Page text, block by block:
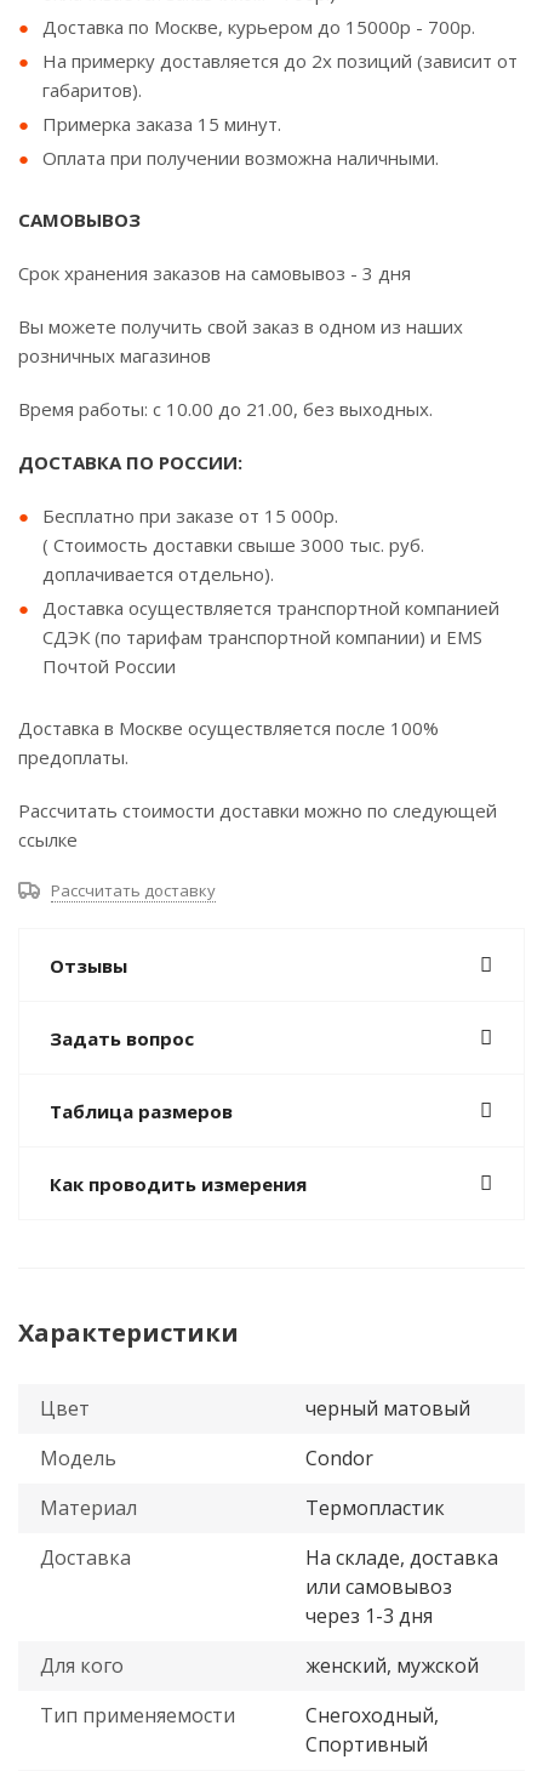
Доставка по Москве, курьером до 15000р - 700р.
На примерку доставляется до 2х позиций (зависит от
габаритов).
Примерка заказа 15 минут.
Оплата при получении возможна наличными.
САМОВЫВОЗ
Срок хранения заказов на самовывоз - 3 дня
Вы можете получить свой заказ в одном из наших
розничных магазинов
Время работы: с 10.00 до 21.00, без выходных.
ДОСТАВКА ПО РОССИИ:
Бесплатно при заказе от 15 000р.
( Стоимость доставки свыше 3000 тыс. руб.
доплачивается отдельно).
Доставка осуществляется транспортной компанией
СДЭК (по тарифам транспортной компании) и EMS
Почтой России
Доставка в Москве осуществляется после 100%
предоплаты.
Рассчитать стоимости доставки можно по следующей
ссылке
Рассчитать доставку
Отзывы
Задать вопрос
Таблица размеров
Как проводить измерения
Характеристики
Цвет
черный матовый
Модель
Condor
Материал
Термопластик
Доставка
На складе, доставка
или самовывоз
через 1-3 дня
Для кого
женский, мужской
Тип применяемости
Снегоходный,
Спортивный